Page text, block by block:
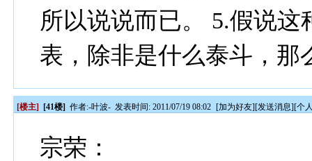
所以说说而已。 5.假说
表，除非是什么泰斗，那
[楼主] [41楼] 作者:-叶波- 发表时间: 2011/07/19 08:02 [加为好友][发送消息][个
宗荣：